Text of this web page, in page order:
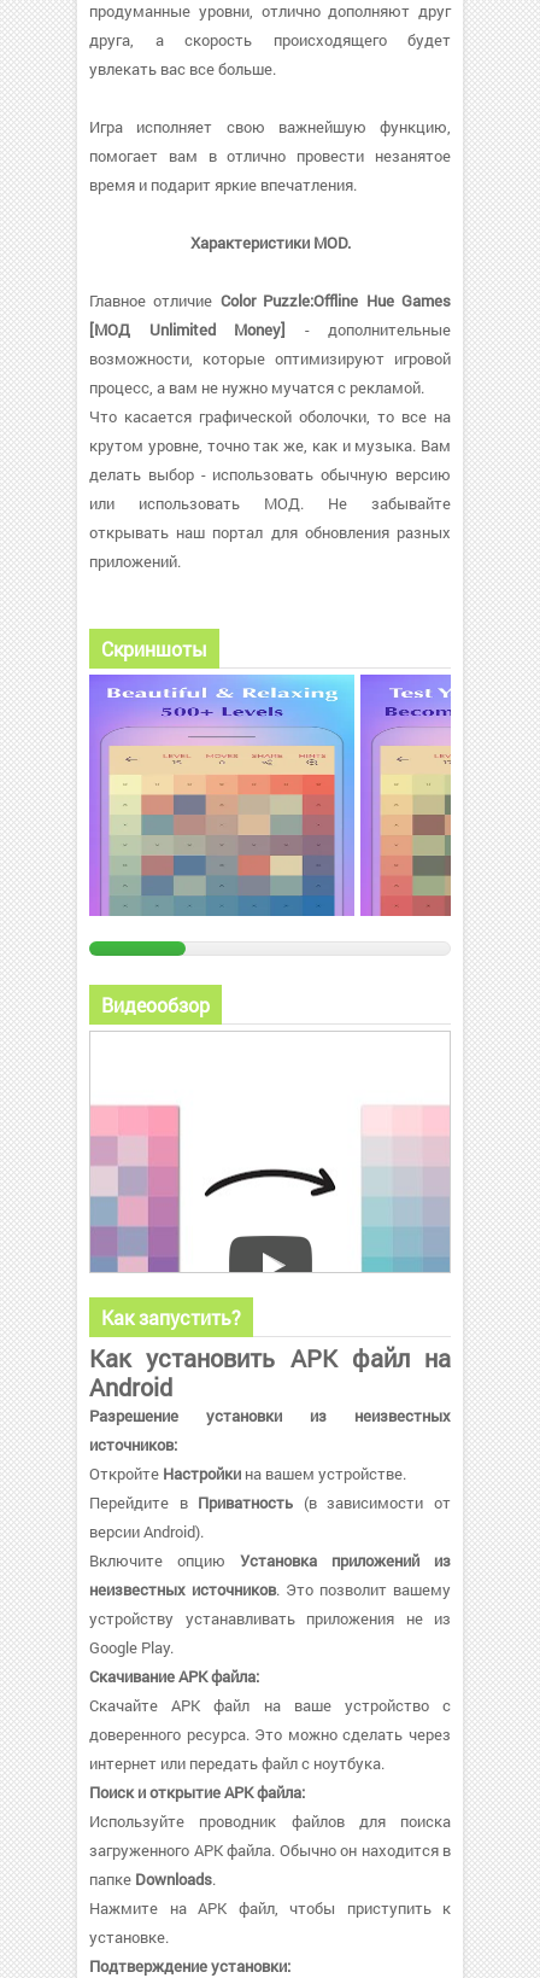
продуманные уровни, отлично дополняют друг
друга, а скорость происходящего будет
увлекать вас все больше.
Игра исполняет свою важнейшую функцию,
помогает вам в отлично провести незанятое
время и подарит яркие впечатления.
Характеристики MOD.
Главное отличие Color Puzzle:Offline Hue Games
[МОД Unlimited Money] - дополнительные
возможности, которые оптимизируют игровой
процесс, а вам не нужно мучатся с рекламой.
Что касается графической оболочки, то все на
крутом уровне, точно так же, как и музыка. Вам
делать выбор - использовать обычную версию
или использовать МОД. Не забывайте
открывать наш портал для обновления разных
приложений.
Скриншоты
Видеообзор
Как запустить?
Как установить APK файл на
Android
Разрешение установки из неизвестных
источников:
Откройте Настройки на вашем устройстве.
Перейдите в Приватность (в зависимости от
версии Android).
Включите опцию Установка приложений из
неизвестных источников. Это позволит вашему
устройству устанавливать приложения не из
Google Play.
Скачивание APK файла:
Скачайте APK файл на ваше устройство с
доверенного ресурса. Это можно сделать через
интернет или передать файл с ноутбука.
Поиск и открытие APK файла:
Используйте проводник файлов для поиска
загруженного APK файла. Обычно он находится в
папке Downloads.
Нажмите на APK файл, чтобы приступить к
установке.
Подтверждение установки: